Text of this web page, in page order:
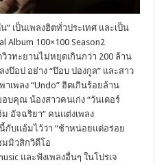
” เป็นเพลงฮิตทั่วประเทศ และเป็น
Album 100×100 Season2
วทะยานไม่หยุดเกินกว่า 200 ล้าน
ป๊อป อย่าง “ป๊อบ ปองกูล” และสาว
เพลง “Undo” ฮิตเกินร้อยล้าน
อบคุณ น้องสาวคนเก่ง “วันเดอร์
อัจฉริยา” คนแต่งเพลง
กับแอ้มไว้ว่า “ช้าหน่อยแต่อร่อย
มมิวสิกวิดีโอ
และฟังเพลงอื่นๆ ในโปรเจ